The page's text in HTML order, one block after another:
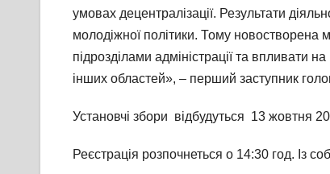
умовах децентралізації. Результати
молодіжної політики. Тому новостворена
підрозділами адміністрації та впливати
інших областей», – перший заступник
Установчі збори відбудуться 13 жовтня
Реєстрація розпочнеться о 14:30 год. Із